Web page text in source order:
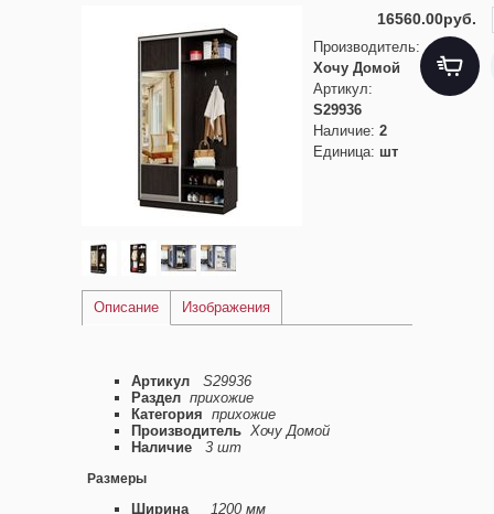
16560.00руб.
Производитель:
Хочу Домой
Артикул:
S29936
Наличие: 2
Единица: шт
Описание Изображения
Артикул
S29936
Раздел прихожие
Категория прихожие
Производитель Хочу Домой
Наличие
3 шт
Размеры
Ширина
1200 мм